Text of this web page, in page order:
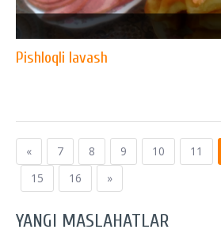
Pishloqli lavash
« 7 8 9 10 11
15
16 »
YANGI MASLAHATLAR